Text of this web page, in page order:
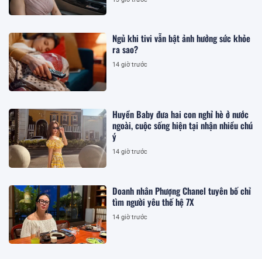
Ngủ khi tivi vẫn bật ảnh hưởng sức khỏe
ra sao?
14 giờ trước
Huyền Baby đưa hai con nghỉ hè ở nước
ngoài, cuộc sống hiện tại nhận nhiều chú
ý
14 giờ trước
Doanh nhân Phượng Chanel tuyên bố chỉ
tìm người yêu thế hệ 7X
14 giờ trước